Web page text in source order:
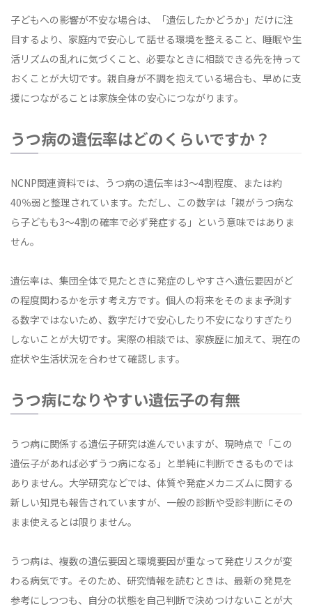
子どもへの影響が不安な場合は、「遺伝したかどうか」だけに注
目するより、家庭内で安心して話せる環境を整えること、睡眠や生
活リズムの乱れに気づくこと、必要なときに相談できる先を持って
おくことが大切です。親自身が不調を抱えている場合も、早めに支
援につながることは家族全体の安心につながります。
うつ病の遺伝率はどのくらいですか？
NCNP関連資料では、うつ病の遺伝率は3〜4割程度、または約
40％弱と整理されています。ただし、この数字は「親がうつ病な
ら子どもも3〜4割の確率で必ず発症する」という意味ではありま
せん。
遺伝率は、集団全体で見たときに発症のしやすさへ遺伝要因がど
の程度関わるかを示す考え方です。個人の将来をそのまま予測す
る数字ではないため、数字だけで安心したり不安になりすぎたり
しないことが大切です。実際の相談では、家族歴に加えて、現在の
症状や生活状況を合わせて確認します。
うつ病になりやすい遺伝子の有無
うつ病に関係する遺伝子研究は進んでいますが、現時点で「この
遺伝子があれば必ずうつ病になる」と単純に判断できるものでは
ありません。大学研究などでは、体質や発症メカニズムに関する
新しい知見も報告されていますが、一般の診断や受診判断にその
まま使えるとは限りません。
うつ病は、複数の遺伝要因と環境要因が重なって発症リスクが変
わる病気です。そのため、研究情報を読むときは、最新の発見を
参考にしつつも、自分の状態を自己判断で決めつけないことが大